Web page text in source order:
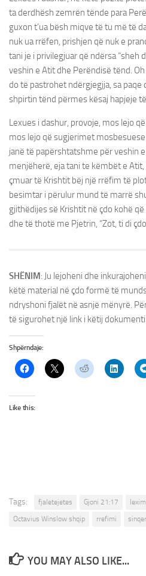
ta derdhësh zemrën tënde para
guxon t’ua bësh miqve të tu më të
nuk ua rrëfen, prishjen që nuk e
tani je i privilegjuar që ndërsa “sheh
veshin e Atit dhe Perëndisë tënd.
do të pastrohet ndërgjegjja, sa
shpirtin tënd përmes kësaj hapjeje
Lexues i dashur, provoje, mos lejo
mos lejo që sugjerimet
janë të papërshtatshme për veshin
menjëherë, eja tani te këmbët e
çmuar të Krishtit bëj një rrëfim të
besimtar i përulur mund të marrë
gjithëdijes së Krishtit në çdo kohë
dhe të thotë me Pjetrin, “Zot, ti di
SHËNIM: Ju lejoheni dhe
këtë material në çdo formë të
ndryshoni fjalët në asnjë mënyrë.
të sigurohet një link i këtij
Shpërndaje:
Like this:
Tags: fjaletejetes Gjoni 21:17
Octavius Winslow shqip
rrefimi
YOU MAY ALSO LIKE...